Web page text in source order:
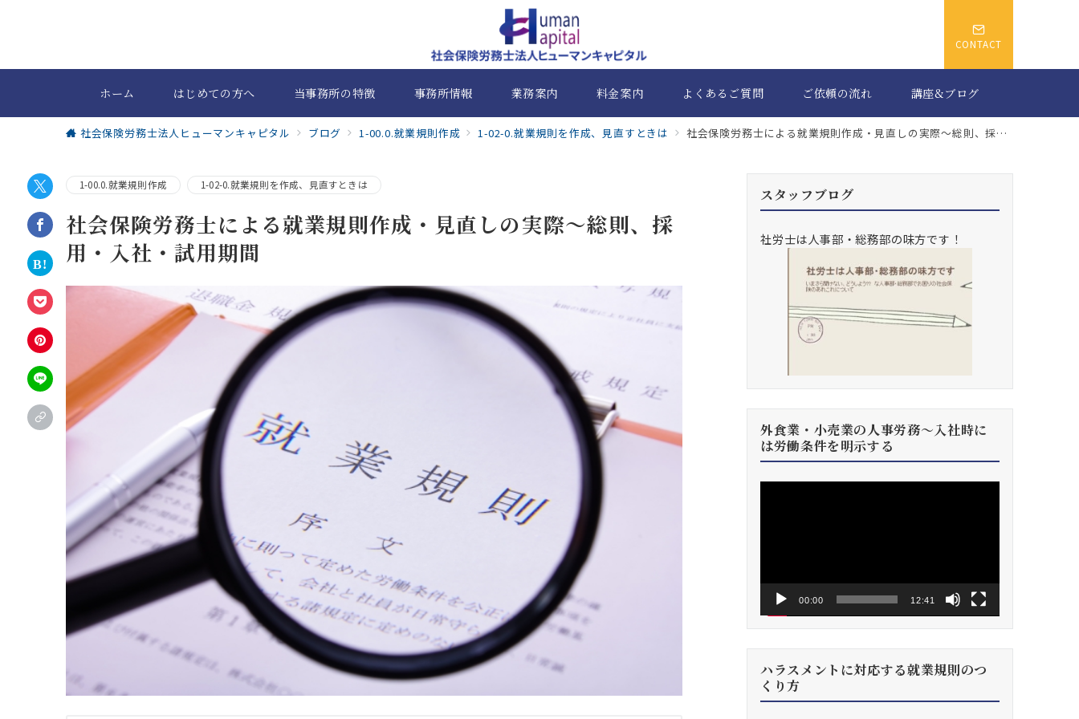
CONTACT
ホーム はじめての方へ 当事務所の特徴 事務所情報 業務案内 料金案内 よくあるご質問 ご依頼の流れ 講座&ブログ
社会保険労務士法人ヒューマンキャピタル ブログ 1-00.0.就業規則作成 1-02-0.就業規則を作成、見直すときは 社会保険労務士による就業規則作成・見直しの実際～総則、採用・入社・試用期間
1-00.0.就業規則作成 1-02-0.就業規則を作成、見直すときは
社会保険労務士による就業規則作成・見直しの実際～総則、採
用・入社・試用期間
スタッフブログ
社労士は人事部・総務部の味方です！
外食業・小売業の人事労務～入社時に
は労働条件を明示する
00:00 12:41
ハラスメントに対応する就業規則のつ
くり方